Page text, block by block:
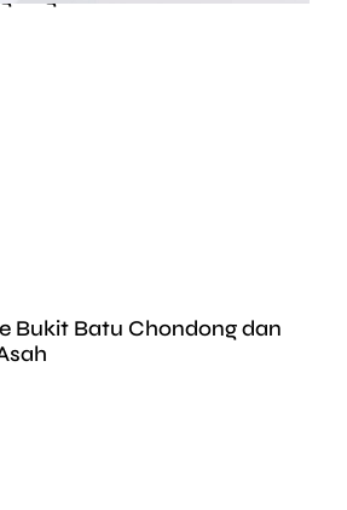
Bukit Batu Chondong dan